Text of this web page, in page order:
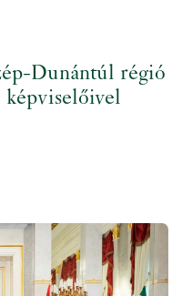
Dunántúl régió
képviselőivel